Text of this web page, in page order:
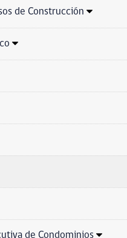
de Construcción
de Condominios